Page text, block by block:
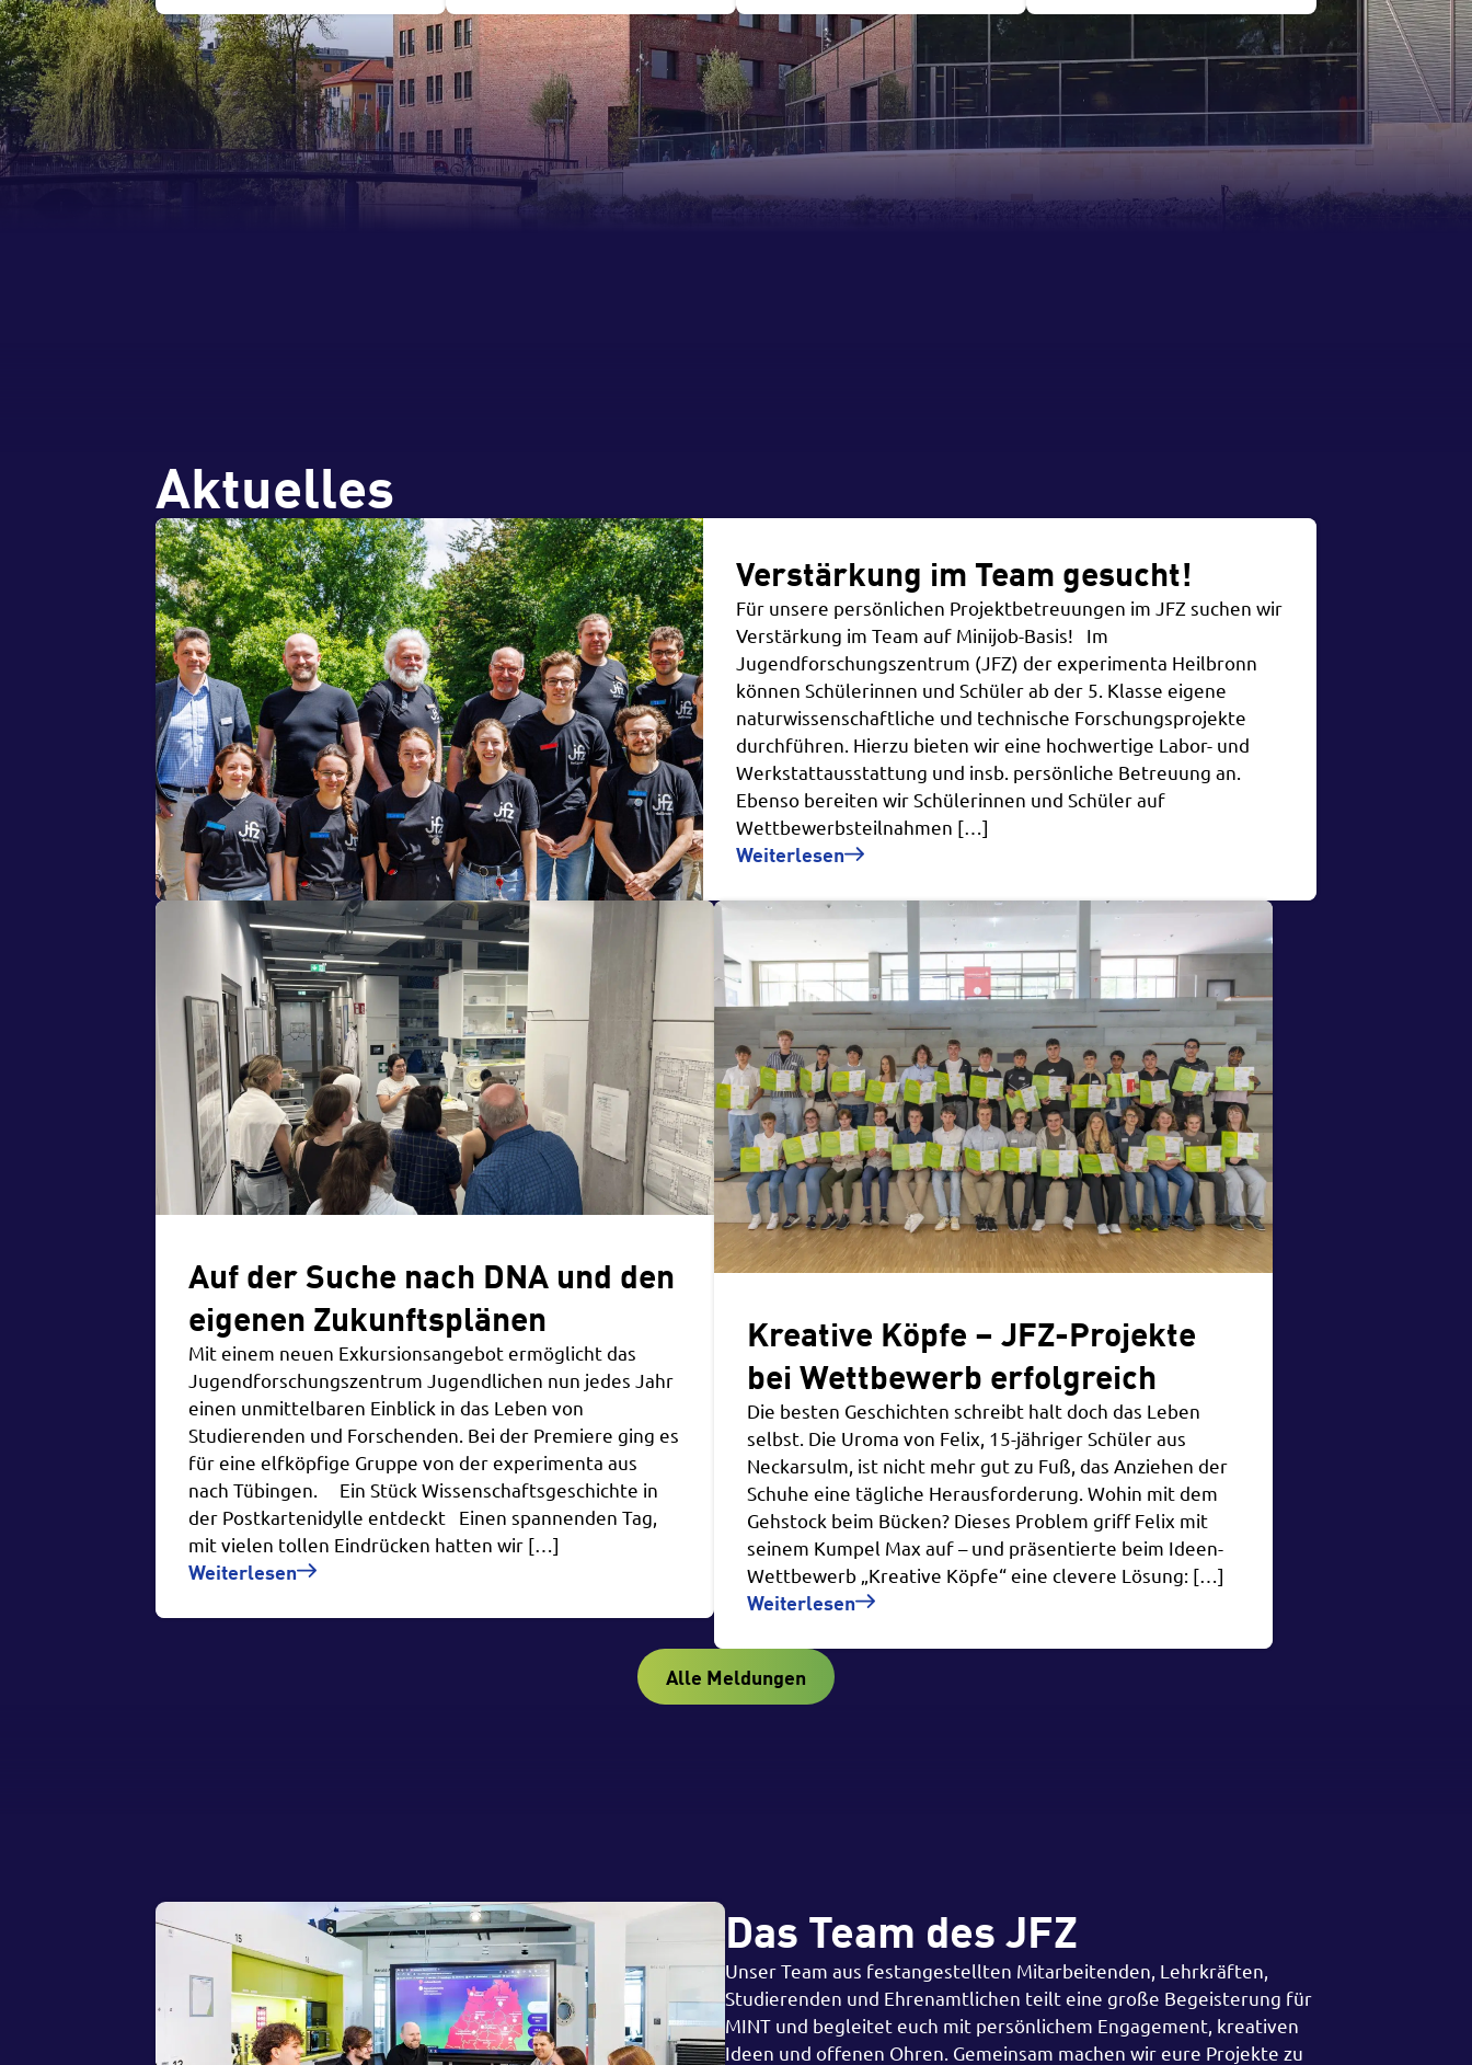
Aktuelles
Verstärkung im Team gesucht!
Für unsere persönlichen Projektbetreuungen im JFZ suchen wir
Verstärkung im Team auf Minijob-Basis! Im
Jugendforschungszentrum (JFZ) der experimenta Heilbronn
können Schülerinnen und Schüler ab der 5. Klasse eigene
naturwissenschaftliche und technische Forschungsprojekte
durchführen. Hierzu bieten wir eine hochwertige Labor- und
Werkstattausstattung und insb. persönliche Betreuung an.
Ebenso bereiten wir Schülerinnen und Schüler auf
Wettbewerbsteilnahmen […]
Weiterlesen
Auf der Suche nach DNA und den
eigenen Zukunftsplänen
Mit einem neuen Exkursionsangebot ermöglicht das
Jugendforschungszentrum Jugendlichen nun jedes Jahr
einen unmittelbaren Einblick in das Leben von
Studierenden und Forschenden. Bei der Premiere ging es
für eine elfköpfige Gruppe von der experimenta aus
nach Tübingen. Ein Stück Wissenschaftsgeschichte in
der Postkartenidylle entdeckt Einen spannenden Tag,
mit vielen tollen Eindrücken hatten wir […]
Weiterlesen
Kreative Köpfe – JFZ-Projekte
bei Wettbewerb erfolgreich
Die besten Geschichten schreibt halt doch das Leben
selbst. Die Uroma von Felix, 15-jähriger Schüler aus
Neckarsulm, ist nicht mehr gut zu Fuß, das Anziehen der
Schuhe eine tägliche Herausforderung. Wohin mit dem
Gehstock beim Bücken? Dieses Problem griff Felix mit
seinem Kumpel Max auf – und präsentierte beim Ideen-
Wettbewerb „Kreative Köpfe“ eine clevere Lösung: […]
Weiterlesen
Alle Meldungen
Das Team des JFZ
Unser Team aus festangestellten Mitarbeitenden, Lehrkräften,
Studierenden und Ehrenamtlichen teilt eine große Begeisterung für
MINT und begleitet euch mit persönlichem Engagement, kreativen
Ideen und offenen Ohren. Gemeinsam machen wir eure Projekte zu